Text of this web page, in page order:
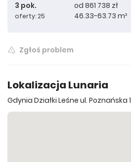
710 976 zł
3 pok.
oferty: 25
od 861 738 zł
46.33-63.73 m²
917 038 zł
Zgłoś problem
Lokalizacja Lunaria
Gdynia Działki Leśne ul. Poznańska 1